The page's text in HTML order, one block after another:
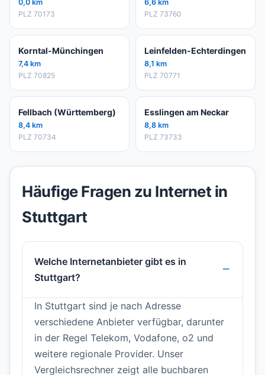
0,0 km
PLZ 70173
6,6 km
PLZ 73760
Korntal-Münchingen
7,4 km
PLZ 70825
Leinfelden-Echterdingen
8,1 km
PLZ 70771
Fellbach (Württemberg)
8,4 km
PLZ 70734
Esslingen am Neckar
8,8 km
PLZ 73733
Häufige Fragen zu Internet in
Stuttgart
Welche Internetanbieter gibt es in
Stuttgart?
In Stuttgart sind je nach Adresse
verschiedene Anbieter verfügbar, darunter
in der Regel Telekom, Vodafone, o2 und
weitere regionale Provider. Unser
Vergleichsrechner zeigt alle buchbaren